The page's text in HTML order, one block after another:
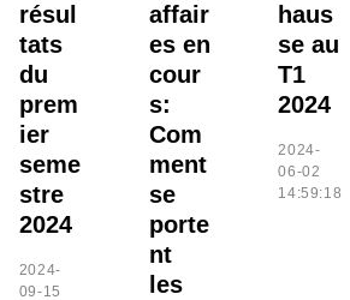
résul
tats
du
prem
ier
seme
stre
2024
2024-
09-15
affair
es en
cour
s:
Com
ment
se
porte
nt
les
haus
se au
T1
2024
2024-
06-02
14:59:18